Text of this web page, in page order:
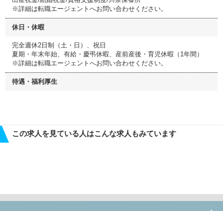
※詳細は転職エージェントへお問い合わせください。
休日・休暇
完全週休2日制（土・日）、祝日
夏期・年末年始、有給・慶弔休暇、産前産後・育児休暇（1年間）
※詳細は転職エージェントへお問い合わせください。
待遇・福利厚生
この求人を見ている人はこんな求人もみています